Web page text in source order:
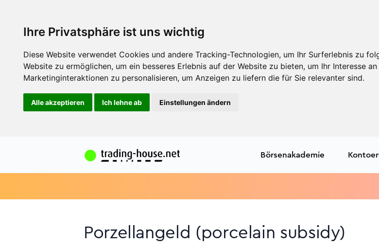
Ihre Privatsphäre ist uns wichtig
Diese Website verwendet Cookies und andere Tracking-Technologien, um Ihr Surferlebnis zu
Website zu ermöglichen, um ein besseres Erlebnis auf der Website zu bieten, um Ihr Interesse
Marketinginteraktionen zu personalisieren, um Anzeigen zu liefern die für Sie relevanter sind.
Alle akzeptieren Ich lehne ab Einstellungen ändern
Börsenakademie
Porzellangeld (porcelain subsidy)